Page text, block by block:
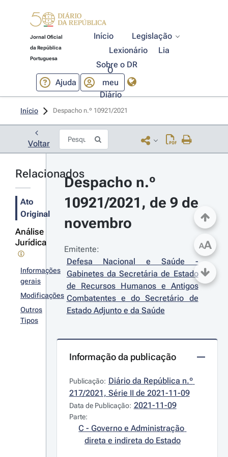
Jornal Oficial
da República
Portuguesa
Início
Legislação
Lexionário
Lia
Sobre o DR
Ajuda
O
meu
Diário
Início Despacho n.º 10921/2021
Voltar
Relacionados
Ato
Original
Análise
Jurídica
Informações
gerais
Modificações
Outros
Tipos
Despacho n.º
10921/2021, de 9 de
novembro
Emitente:
Defesa Nacional e Saúde -
Gabinetes da Secretária de Estado
de Recursos Humanos e Antigos
Combatentes e do Secretário de
Estado Adjunto e da Saúde
Informação da publicação
Publicação: Diário da República n.º
217/2021, Série II de 2021-11-09
Data de Publicação: 2021-11-09
Parte:
C - Governo e Administração
direta e indireta do Estado
AA